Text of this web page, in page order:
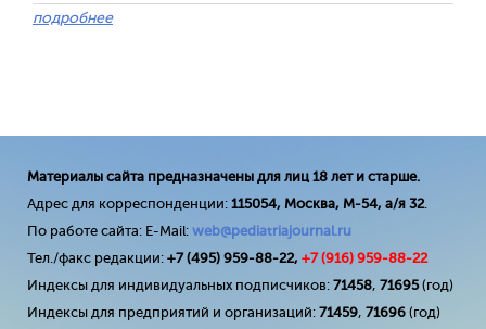
подробнее
Материалы сайта предназначены для лиц 18 лет и старше.
Адрес для корреспонденции: 115054, Москва, М-54, а/я 32.
По работе сайта: E-Mail: web@pediatriajournal.ru
Тел./факс редакции: +7 (495) 959-88-22, +7 (916) 959-88-22
Индексы для индивидуальных подписчиков: 71458, 71695(год)
Индексы для предприятий и организаций: 71459, 71696 (год)